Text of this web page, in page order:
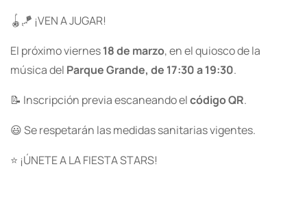
🪀🪁 ¡VEN A JUGAR!
El próximo viernes18 de marzo, en el quiosco de la
música del Parque Grande, de 17:30 a 19:30.
📝 Inscripción previa escaneando elcódigo QR.
😃 Se respetarán las medidas sanitarias vigentes.
⭐ ¡ÚNETE A LA FIESTA STARS!